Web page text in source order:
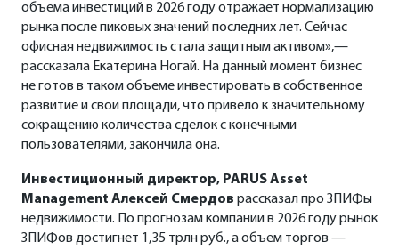
объема инвестиций в 2026 году отражает нормализацию
рынка после пиковых значений последних лет. Сейчас
офисная недвижимость стала защитным активом»,—
рассказала Екатерина Ногай. На данный момент бизнес
не готов в таком объеме инвестировать в собственное
развитие и свои площади, что привело к значительному
сокращению количества сделок с конечными
пользователями, закончила она.
Инвестиционный директор, PARUS Asset
Management Алексей Смердов рассказал про ЗПИФы
недвижимости. По прогнозам компании в 2026 году рынок
ЗПИФов достигнет 1,35 трлн руб., а объем торгов —